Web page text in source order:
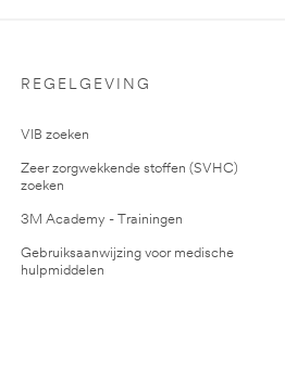
REGELGEVING
VIB zoeken
Zeer zorgwekkende stoffen (SVHC)
zoeken
3M Academy - Trainingen
Gebruiksaanwijzing voor medische
hulpmiddelen